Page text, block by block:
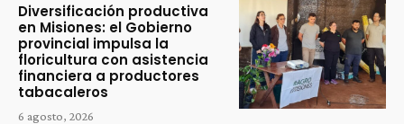
Diversificación productiva
en Misiones: el Gobierno
provincial impulsa la
floricultura con asistencia
financiera a productores
tabacaleros
6 agosto, 2026